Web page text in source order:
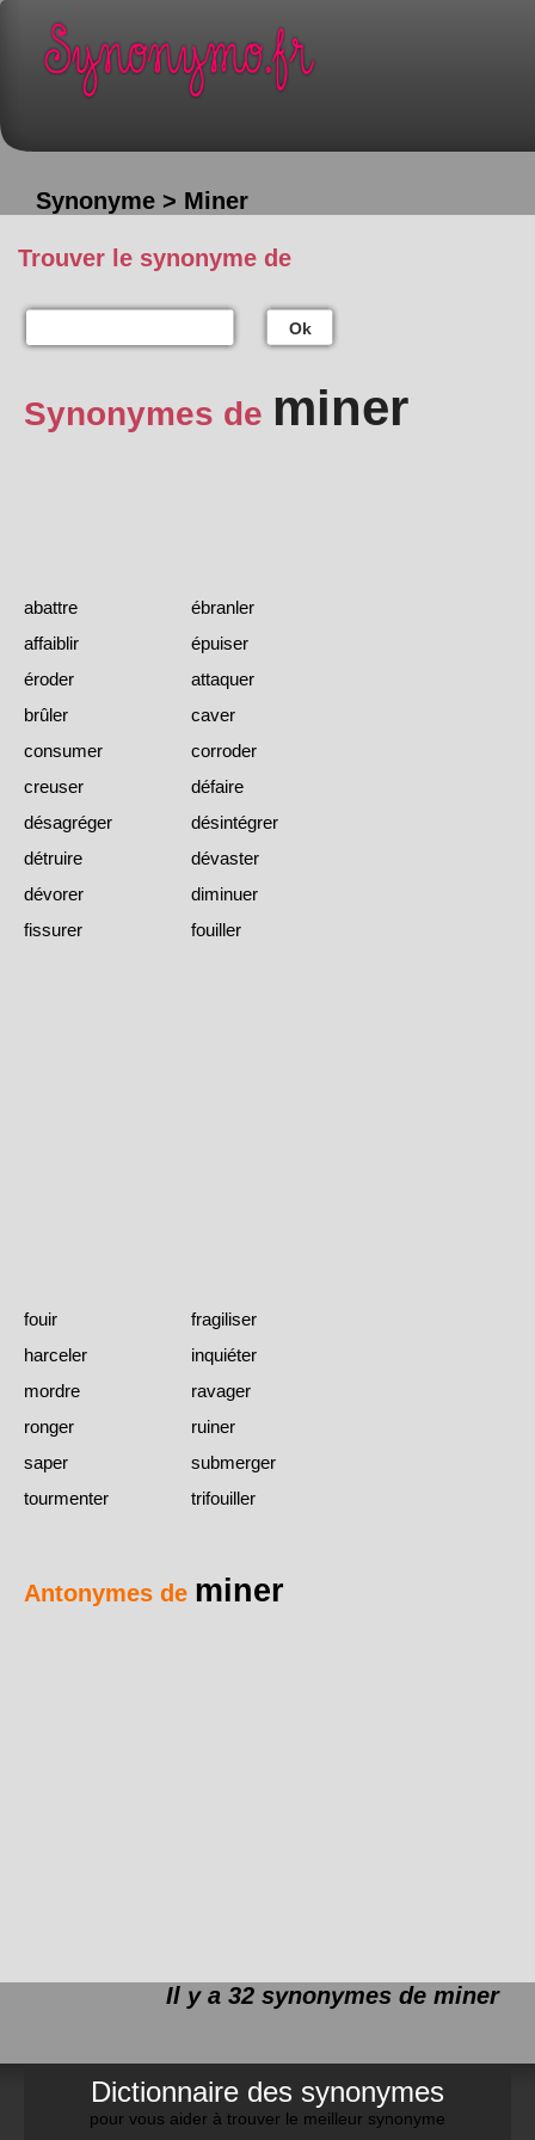
Synonyme > Miner
Trouver le synonyme de
Ok
Synonymes de miner
abattre
ébranler
affaiblir
épuiser
éroder
attaquer
brûler
caver
consumer
corroder
creuser
défaire
désagréger
désintégrer
détruire
dévaster
dévorer
diminuer
fissurer
fouiller
fouir
fragiliser
harceler
inquiéter
mordre
ravager
ronger
ruiner
saper
submerger
tourmenter
trifouiller
Antonymes de miner
Il y a 32 synonymes de miner
Dictionnaire des synonymes
pour vous aider à trouver le meilleur synonyme